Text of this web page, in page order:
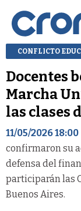
CONFLICTO
Docentes
Marcha
las clases
11/05/2026 18:00
confirmaron su
defensa del
participarán las
Buenos Aires.